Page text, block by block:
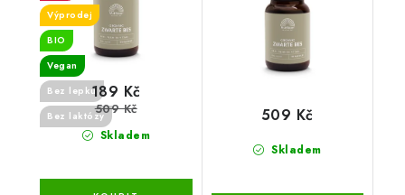
Výprodej
BIO
Vegan
Bez lepku
Bez laktózy
Skladem
189 Kč
509 Kč
Skladem
509 Kč